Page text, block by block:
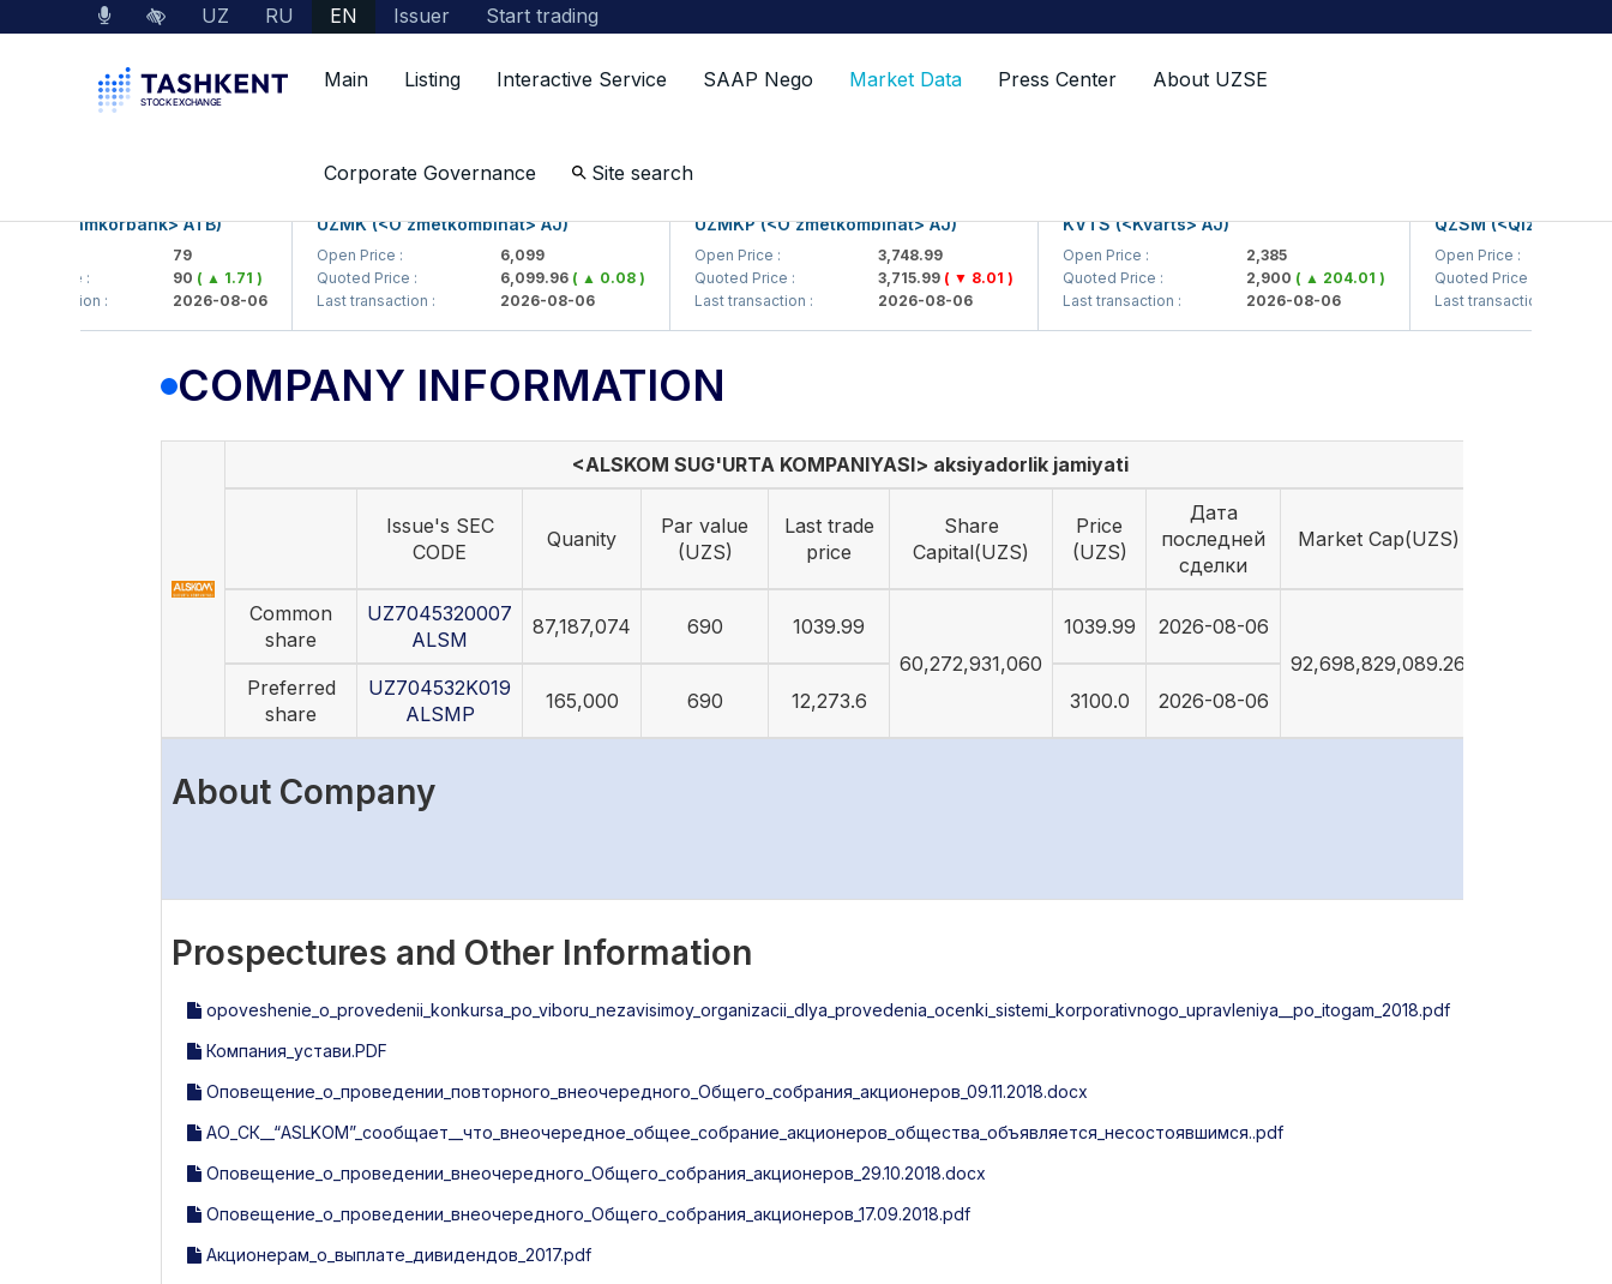
UZ RU EN Issuer Start trading
Main Listing Interactive Service SAAP Nego Market Data Press Center About UZSE
Corporate Governance Site search
Company Information
(<Hamkorbank> ATB)
( ▲ 1.71 )
2026-08-06
UZMK (<O'zmetkombinat> AJ)
Open Price :
6,099
Quoted Price :
6,099.96( ▲ 0.08 )
Last transaction :
2026-08-06
UZMKP (<O'zmetkombinat> AJ)
Open Price :
3,748.99
Quoted Price :
3,715.99( ▼ 8.01 )
Last transaction :
2026-08-06
KVTS (<Kvarts> AJ)
Open Price :
2,385
Quoted Price :
2,900( ▲ 204.01 )
Last transaction :
2026-08-06
QZSM
Open Price :
Quoted Price :
Last transaction :
COMPANY INFORMATION
<ALSKOM SUG'URTA KOMPANIYASI> aksiyadorlik jamiyati
Issue's SEC
CODE
Quanity
Par value
(UZS)
Last trade
price
Share
Capital(UZS)
Price
(UZS)
Дата
последней
сделки
Market Cap(UZS)
Common
share
UZ7045320007
ALSM
87,187,074 690
1039.99
60,272,931,060
1039.99
2026-08-06
92,698,829,089.26
Preferred
share
UZ704532K019
ALSMP
165,000 690 12,273.6 3100.0 2026-08-06
About Company
Prospectures and Other Information
opoveshenie_o_provedenii_konkursa_po_viboru_nezavisimoy_organizacii_dlya_provedenia_ocenki_sistemi_korporativnogo_upravleniya__po_itogam_2018.pdf
Компания_устави.PDF
Оповещение_о_проведении_повторного_внеочередного_Общего_собрания_акционеров_09.11.2018.docx
АО_СК__“ASLKOM”_сообщает__что_внеочередное_общее_собрание_акционеров_общества_объявляется_несостоявшимся..pdf
Оповещение_о_проведении_внеочередного_Общего_собрания_акционеров_29.10.2018.docx
Оповещение_о_проведении_внеочередного_Общего_собрания_акционеров_17.09.2018.pdf
Акционерам_о_выплате_дивидендов_2017.pdf